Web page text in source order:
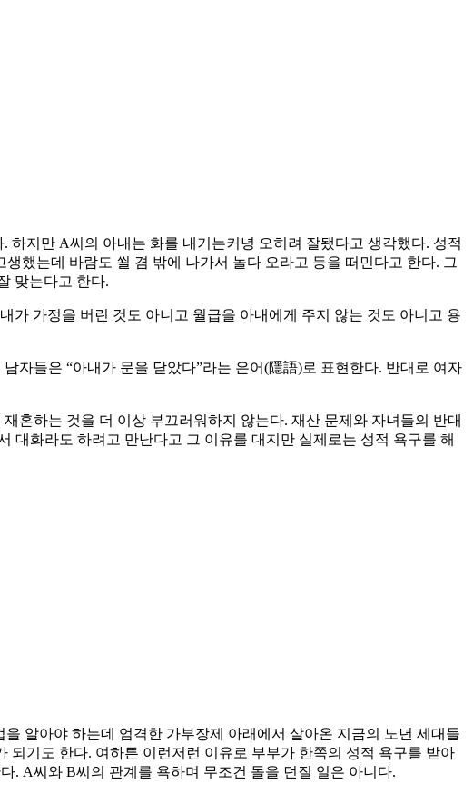
지만 A씨의 아내는 화를 내기는커녕 오히려 잘됐다고 생각했다. 성적
했는데 바람도 쐴 겸 밖에 나가서 놀다 오라고 등을 떠민다고 한다. 그
맞는다고 한다.
가 가정을 버린 것도 아니고 월급을 아내에게 주지 않는 것도 아니고 용
자들은 “아내가 문을 닫았다”라는 은어(隱語)로 표현한다. 반대로 여자
혼하는 것을 더 이상 부끄러워하지 않는다. 재산 문제와 자녀들의 반대
대화라도 하려고 만난다고 그 이유를 대지만 실제로는 성적 욕구를 해
알아야 하는데 엄격한 가부장제 아래에서 살아온 지금의 노년 세대들
기도 한다. 여하튼 이런저런 이유로 부부가 한쪽의 성적 욕구를 받아
. A씨와 B씨의 관계를 욕하며 무조건 돌을 던질 일은 아니다.